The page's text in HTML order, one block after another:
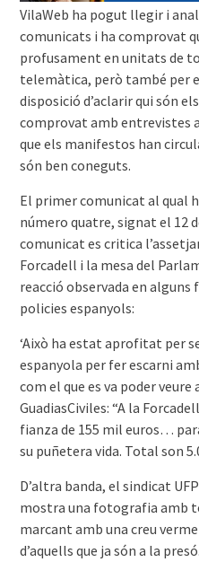
VilaWeb ha pogut llegir i
comunicats i ha comprovat
profusament en unitats de
telemàtica, però també per
disposició d’aclarir qui són
comprovat amb entrevistes
que els manifestos han
són ben coneguts.
El primer comunicat al qual
número quatre, signat el 12
comunicat es critica
Forcadell i la mesa del
reacció observada en
policies espanyols:
‘Això ha estat aprofitat per
espanyola per fer escarni
com el que es va poder
GuadiasCiviles: “A la
fianza de 155 mil euros…
su puñetera vida. Total son
D’altra banda, el sindicat
mostra una fotografia amb
marcant amb una creu
d’aquells que ja són a la presó.